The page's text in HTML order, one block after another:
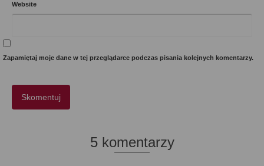
Website
Zapamiętaj moje dane w tej przeglądarce podczas pisania kolejnych komentarzy.
5 komentarzy